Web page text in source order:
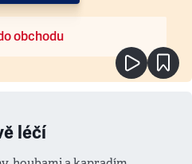
obchodu
léčí